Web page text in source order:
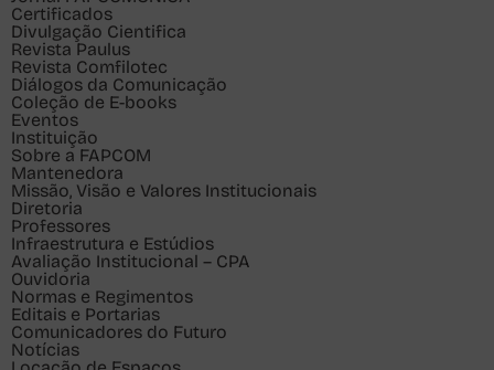
Certificados
Divulgação Cientifica
Revista Paulus
Revista Comfilotec
Diálogos da Comunicação
Coleção de E-books
Eventos
Instituição
Sobre a FAPCOM
Mantenedora
Missão, Visão e Valores Institucionais
Diretoria
Professores
Infraestrutura e Estúdios
Avaliação Institucional – CPA
Ouvidoria
Normas e Regimentos
Editais e Portarias
Comunicadores do Futuro
Notícias